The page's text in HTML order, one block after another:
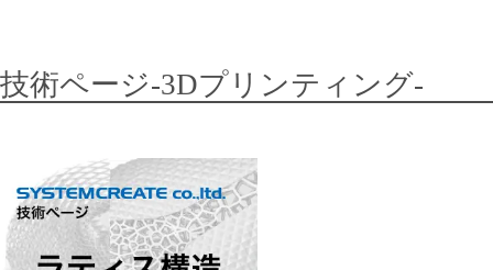
技術ページ-3Dプリンティング-